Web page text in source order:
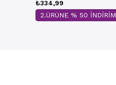
₺334,99
2.ÜRÜNE % 50 İNDİRİM